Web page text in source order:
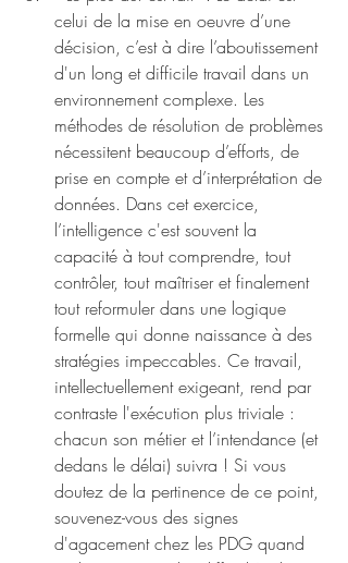
celui de la mise en oeuvre d’une
décision, c’est à dire l’aboutissement
d'un long et difficile travail dans un
environnement complexe. Les
méthodes de résolution de problèmes
nécessitent beaucoup d’efforts, de
prise en compte et d’interprétation de
données. Dans cet exercice,
l’intelligence c'est souvent la
capacité à tout comprendre, tout
contrôler, tout maîtriser et finalement
tout reformuler dans une logique
formelle qui donne naissance à des
stratégies impeccables. Ce travail,
intellectuellement exigeant, rend par
contraste l'exécution plus triviale :
chacun son métier et l’intendance (et
dedans le délai) suivra ! Si vous
doutez de la pertinence de ce point,
souvenez-vous des signes
d'agacement chez les PDG quand